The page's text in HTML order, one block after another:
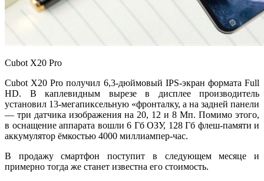
Cubot X20 Pro
Cubot X20 Pro получил 6,3-дюймовый IPS-экран формата Full
HD. В каплевидным вырезе в дисплее производитель
установил 13-мегапиксельную «фронталку, а на задней панели
— три датчика изображения на 20, 12 и 8 Мп. Помимо этого,
в оснащение аппарата вошли 6 Гб ОЗУ, 128 Гб флеш-памяти и
аккумулятор ёмкостью 4000 миллиампер-час.
В продажу смартфон поступит в следующем месяце и
примерно тогда же станет известна его стоимость.